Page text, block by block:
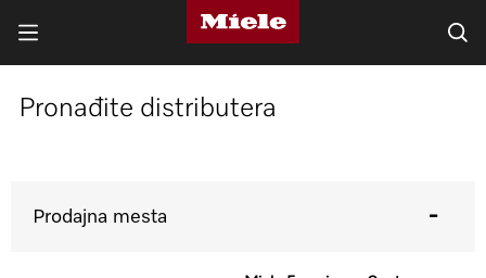
Pronađite distributera
Prodajna mesta